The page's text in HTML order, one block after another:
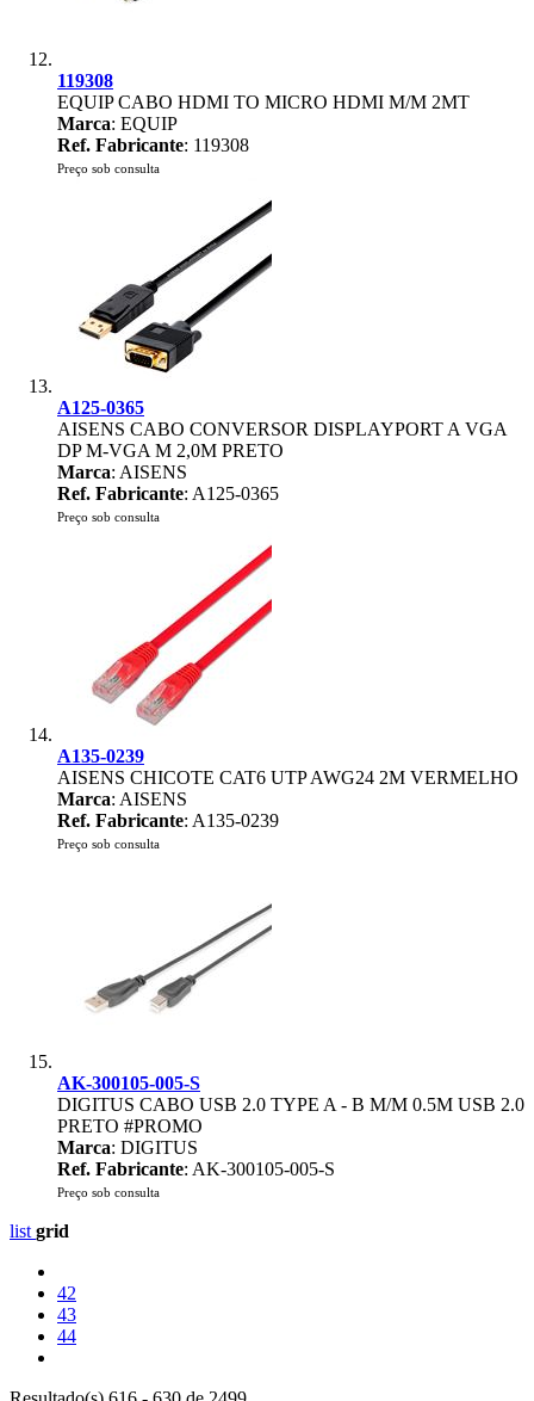
119308
EQUIP CABO HDMI TO MICRO HDMI M/M 2MT
Marca: EQUIP
Ref. Fabricante: 119308
Preço sob consulta
A125-0365
AISENS CABO CONVERSOR DISPLAYPORT A VGA
DP M-VGA M 2,0M PRETO
Marca: AISENS
Ref. Fabricante: A125-0365
Preço sob consulta
A135-0239
AISENS CHICOTE CAT6 UTP AWG24 2M VERMELHO
Marca: AISENS
Ref. Fabricante: A135-0239
Preço sob consulta
AK-300105-005-S
DIGITUS CABO USB 2.0 TYPE A - B M/M 0.5M USB 2.0
PRETO #PROMO
Marca: DIGITUS
Ref. Fabricante: AK-300105-005-S
Preço sob consulta
list grid
42
43
44